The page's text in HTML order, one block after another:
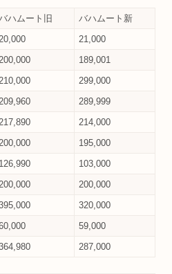
ハムート旧
バハムート新
21,000
189,001
299,000
289,999
214,000
195,000
126,990
103,000
200,000
320,000
59,000
287,000